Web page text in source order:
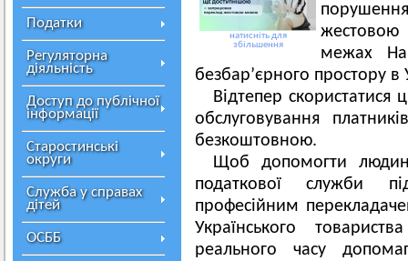
Податки
Регуляторна
діяльність
Доступ до публічної
інформації
Старостинські
округи
Служба у справах
дітей
ОСББ
натисніть для
збільшення
жестовою
межах
безбар’єрного простору в
Відтепер
обслуговування
безкоштовною.
Щоб допомогти
податкової служби
професійним
Українського
реального часу